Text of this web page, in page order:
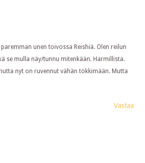
unen toivossa Reishiä. Olen reilun
se mulla näy/tunnu mitenkään. Harmillista.
nyt on ruvennut vähän tökkimään. Mutta
Vastaa